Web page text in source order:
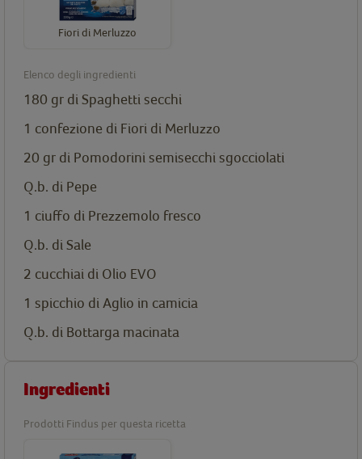
Fiori di Merluzzo
Elenco degli ingredienti
180 gr di Spaghetti secchi
1 confezione di Fiori di Merluzzo
20 gr di Pomodorini semisecchi sgocciolati
Q.b. di Pepe
1 ciuffo di Prezzemolo fresco
Q.b. di Sale
2 cucchiai di Olio EVO
1 spicchio di Aglio in camicia
Q.b. di Bottarga macinata
Ingredienti
Prodotti Findus per questa ricetta